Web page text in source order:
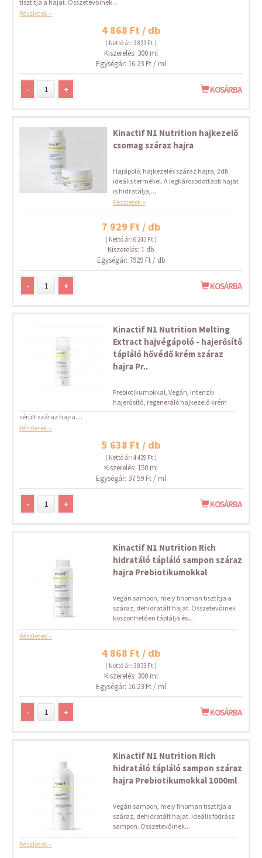
tisztítja a hajat. Összetevőinek...
Részletek »
4 868 Ft / db
( Nettó ár: 3 833 Ft )
Kiszerelés: 300 ml
Egységár: 16.23 Ft / ml
- + KOSÁRBA
Kinactif N1 Nutrition hajkezelő
csomag száraz hajra
Hajápoló, hajkezelés száraz hajra, 2db
ideális termékel. A legkárosodottabb hajat
is hidratálja,...
Részletek »
7 929 Ft / db
( Nettó ár: 6 243 Ft )
Kiszerelés: 1 db
Egységár: 7929 Ft / db
- + KOSÁRBA
Kinactif N1 Nutrition Melting
Extract hajvégápoló - hajerősítő
tápláló hővédő krém száraz
hajra Pr..
Prebiotikumokkal, Vegán, intenzív
hajerősítő, regeneráló hajkezelő krém
sérült száraz hajra....
Részletek »
5 638 Ft / db
( Nettó ár: 4 439 Ft )
Kiszerelés: 150 ml
Egységár: 37.59 Ft / ml
- + KOSÁRBA
Kinactif N1 Nutrition Rich
hidratáló tápláló sampon száraz
hajra Prebiotikumokkal
Vegán sampon, mely finoman tisztítja a
száraz, dehidratált hajat. Összetevőinek
köszönhetően táplálja és...
Részletek »
4 868 Ft / db
( Nettó ár: 3 833 Ft )
Kiszerelés: 300 ml
Egységár: 16.23 Ft / ml
- + KOSÁRBA
Kinactif N1 Nutrition Rich
hidratáló tápláló sampon száraz
hajra Prebiotikumokkal 1000ml
Vegán sampon, mely finoman tisztítja a
száraz, dehidratált hajat. ideális fodrász
sampon. Összetevőinek...
Részletek »